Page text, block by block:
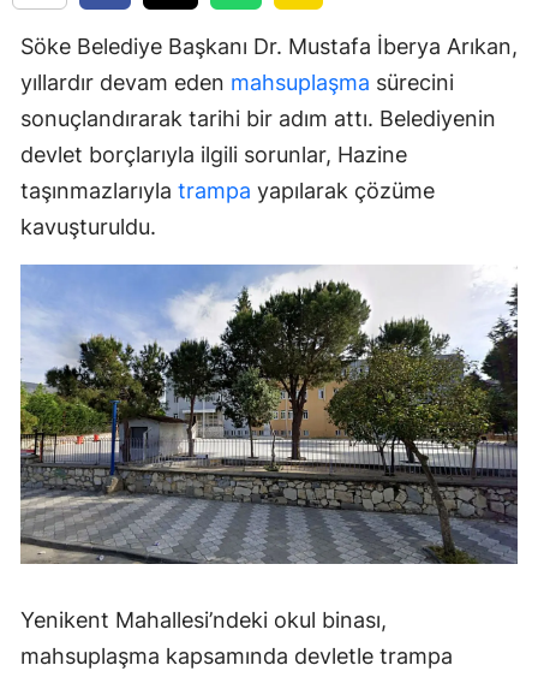
Söke Belediye Başkanı Dr. Mustafa İberya Arıkan,
yıllardır devam eden mahsuplaşma sürecini
sonuçlandırarak tarihi bir adım attı. Belediyenin
devlet borçlarıyla ilgili sorunlar, Hazine
taşınmazlarıyla trampa yapılarak çözüme
kavuşturuldu.
Yenikent Mahallesi’ndeki okul binası,
mahsuplaşma kapsamında devletle trampa